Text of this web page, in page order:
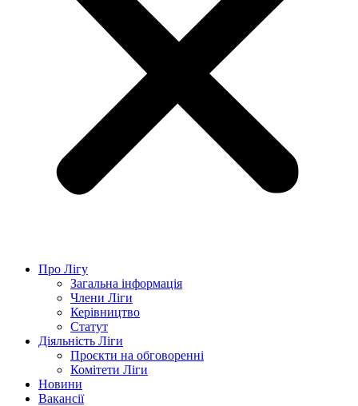
Про Лігу
Загальна інформація
Члени Ліги
Керівництво
Статут
Діяльність Ліги
Проєкти на обговоренні
Комітети Ліги
Новини
Вакансії